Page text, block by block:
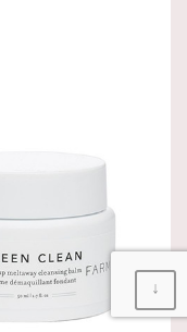
↓